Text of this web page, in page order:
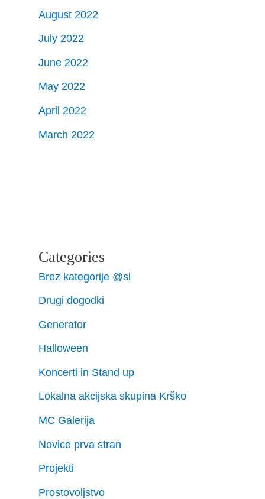
August 2022
July 2022
June 2022
May 2022
April 2022
March 2022
Categories
Brez kategorije @sl
Drugi dogodki
Generator
Halloween
Koncerti in Stand up
Lokalna akcijska skupina Krško
MC Galerija
Novice prva stran
Projekti
Prostovoljstvo